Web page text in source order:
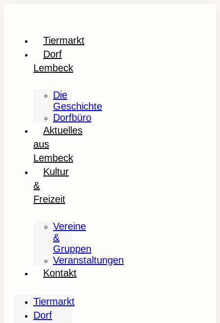
Tiermarkt
Dorf
Lembeck
Die
Geschichte
Dorfbüro
Aktuelles
aus
Lembeck
Kultur
&
Freizeit
Vereine
&
Gruppen
Veranstaltungen
Kontakt
Tiermarkt
Dorf